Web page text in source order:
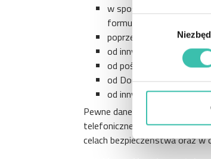
zgody
w sposób bezpośredni,
formularzu
poprzez obserwację
od innych organizacji,
od pośredników i
od Dostawców;
od innych znanych
Pewne dane osobowe
telefoniczne w celach
celach bezpieczeństwa oraz w